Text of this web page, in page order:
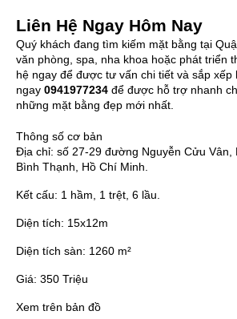
Liên Hệ Ngay Hôm Nay
Quý khách đang tìm kiếm mặt bằng tại
văn phòng, spa, nha khoa hoặc phát triển
hệ ngay để được tư vấn chi tiết và sắp xếp
ngay 0941977234 để được hỗ trợ nhanh
những mặt bằng đẹp mới nhất.
Thông số cơ bản
Địa chỉ: số 27-29 đường Nguyễn Cửu Vân,
Bình Thạnh, Hồ Chí Minh.
Kết cấu: 1 hầm, 1 trệt, 6 lầu.
Diện tích: 15x12m
Diện tích sàn: 1260 m²
Giá: 350 Triệu
Xem trên bản đồ